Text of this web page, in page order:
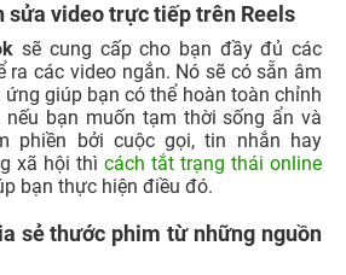
sửa video trực tiếp trên Reels
sẽ cung cấp cho bạn đầy đủ các
ra các video ngắn. Nó sẽ có sẵn âm
ứng giúp bạn có thể hoàn toàn chỉnh
nếu bạn muốn tạm thời sống ẩn và
phiền bởi cuộc gọi, tin nhắn hay
xã hội thì cách tắt trạng thái online
bạn thực hiện điều đó.
sẻ thước phim từ những nguồn